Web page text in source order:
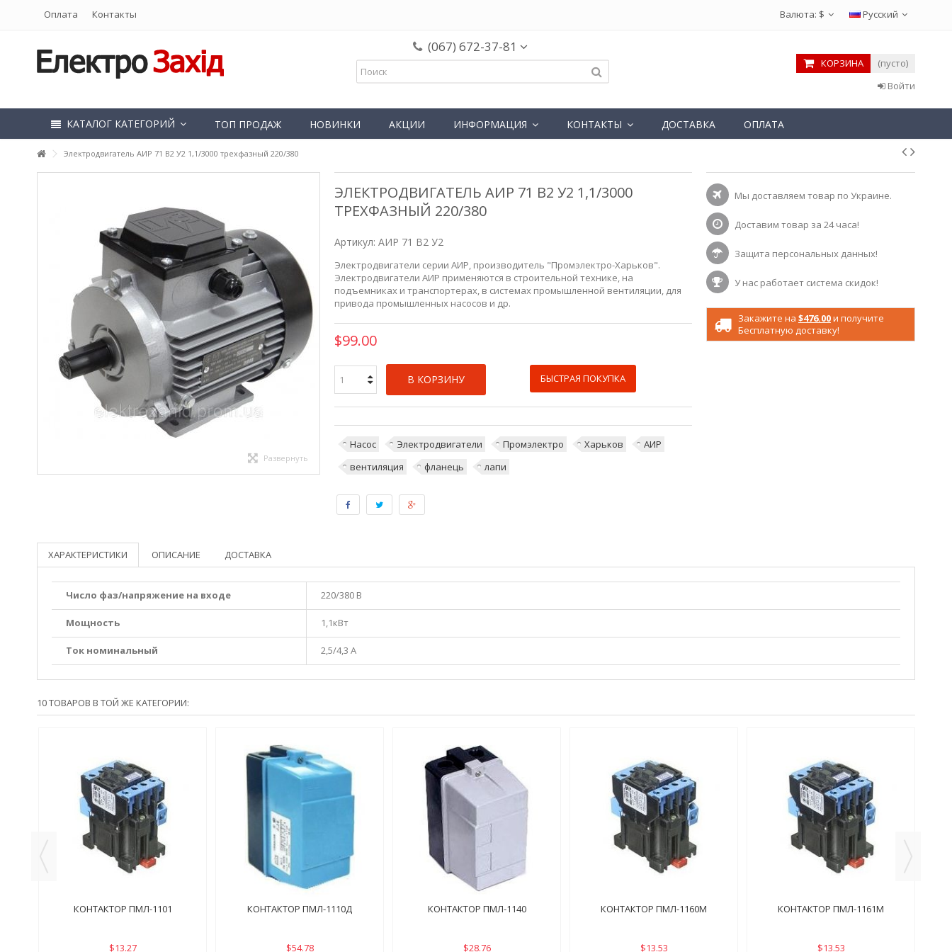
Оплата Контакты Русский
Валюта: $
(067) 672-37-81
КОРЗИНА
(пусто)
Войти
КАТАЛОГ КАТЕГОРИЙ ТОП ПРОДАЖ НОВИНКИ АКЦИИ ИНФОРМАЦИЯ КОНТАКТЫ ДОСТАВКА ОПЛАТА
Электродвигатель АИР 71 В2 У2 1,1/3000 трехфазный 220/380
Развернуть
ЭЛЕКТРОДВИГАТЕЛЬ АИР 71 В2 У2 1,1/3000
ТРЕХФАЗНЫЙ 220/380
Артикул: АИР 71 В2 У2
Электродвигатели серии АИР, производитель "Промэлектро-Харьков".
Электродвигатели АИР применяются в строительной технике, на
подъемниках и транспортерах, в системах промышленной вентиляции, для
привода промышленных насосов и др.
$99.00
В КОРЗИНУ БЫСТРАЯ ПОКУПКА
Насос Электродвигатели Промэлектро Харьков
АИР
вентиляция
фланець лапи
Мы доставляем товар по Украине.
Доставим товар за 24 часа!
Защита персональных данных!
У нас работает система скидок!
Закажите на $476.00и получите
Бесплатную доставку!
ХАРАКТЕРИСТИКИ ОПИСАНИЕ ДОСТАВКА
Число фаз/напряжение на входе 220/380 В
Мощность 1,1кВт
Ток номинальный 2,5/4,3 А
10 ТОВАРОВ В ТОЙ ЖЕ КАТЕГОРИИ:
КОНТАКТОР ПМЛ-1101
$13.27
КОНТАКТОР ПМЛ-1110Д
$54.78
КОНТАКТОР ПМЛ-1140
$28.76
КОНТАКТОР ПМЛ-1160М
$13.53
КОНТАКТОР ПМЛ-1161М
$13.53